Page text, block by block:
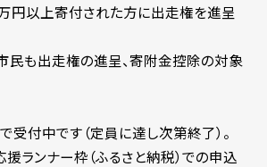
円以上寄付された方に出走権を進呈
民も出走権の進呈、寄附金控除の対象
受付中です（定員に達し次第終了）。
ランナー枠（ふるさと納税）での申込